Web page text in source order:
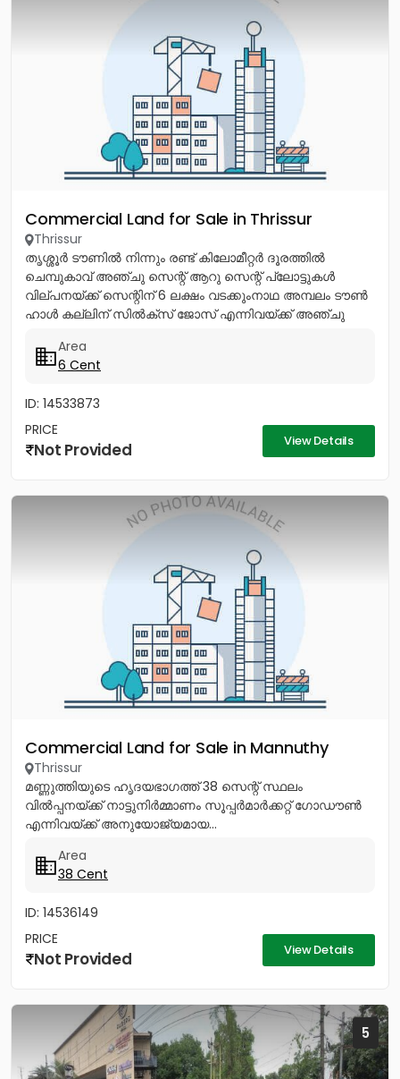
Commercial Land for Sale in Thrissur
Thrissur
തൃശ്ശൂർ ടൗണിൽ നിന്നും രണ്ട് കിലോമീറ്റർ ദൂരത്തിൽ
ചെമ്പുകാവ് അഞ്ചു സെന്റ് ആറു സെന്റ് പ്ലോട്ടുകൾ
വില്പനയ്ക്ക് സെന്റിന് 6 ലക്ഷം വടക്കുംനാഥ അമ്പലം ടൗൺ
ഹാൾ കല്ലിന് സിൽക്സ് ജോസ് എന്നിവയ്ക്ക് അഞ്ചു
Area
6 Cent
ID: 14533873
PRICE
Not Provided View Details
Commercial Land for Sale in Mannuthy
Thrissur
മണ്ണുത്തിയുടെ ഹൃദയഭാഗത്ത് 38 സെന്റ് സ്ഥലം
വിൽപ്പനയ്ക്ക് നാട്ടുനിർമ്മാണം സൂപ്പർമാർക്കറ്റ് ഗോഡൗൺ
എന്നിവയ്ക്ക് അനുയോജ്യമായ...
Area
38 Cent
ID: 14536149
PRICE
Not Provided View Details
5